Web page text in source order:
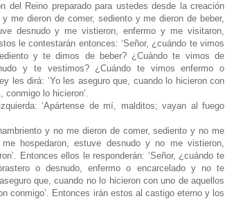
del Reino preparado para ustedes desde la creación
me dieron de comer, sediento y me dieron de beber,
desnudo y me vistieron, enfermo y me visitaron,
le contestarán entonces: ‘Señor, ¿cuándo te vimos
y te dimos de beber? ¿Cuándo te vimos de
y te vestimos? ¿Cuándo te vimos enfermo o
les dirá: ‘Yo les aseguro que, cuando lo hicieron con
lo hicieron’.
‘Apártense de mí, malditos; vayan al fuego
y no me dieron de comer, sediento y no me
hospedaron, estuve desnudo y no me vistieron,
Entonces ellos le responderán: ‘Señor, ¿cuándo te
o desnudo, enfermo o encarcelado y no te
que, cuando no lo hicieron con uno de aquellos
conmigo’. Entonces irán estos al castigo eterno y los